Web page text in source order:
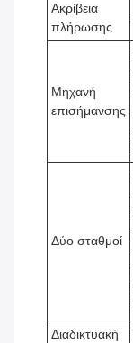
Ακρίβεια
πλήρωσης
Μηχανή
επισήμανσης
Δύο σταθμοί
Διαδικτυακή